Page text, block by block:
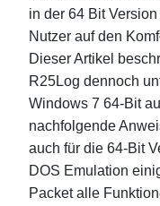
in der 64 Bit
Nutzer auf den
Dieser Artikel
R25Log dennoch
Windows 7 64-Bit
nachfolgende
auch für die 64-Bit
DOS Emulation
Packet alle